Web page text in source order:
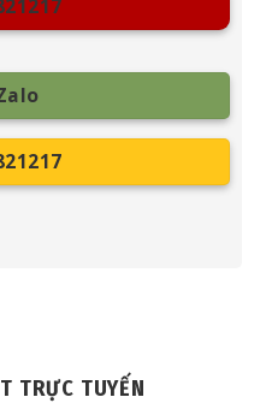
TRỰC TUYẾN